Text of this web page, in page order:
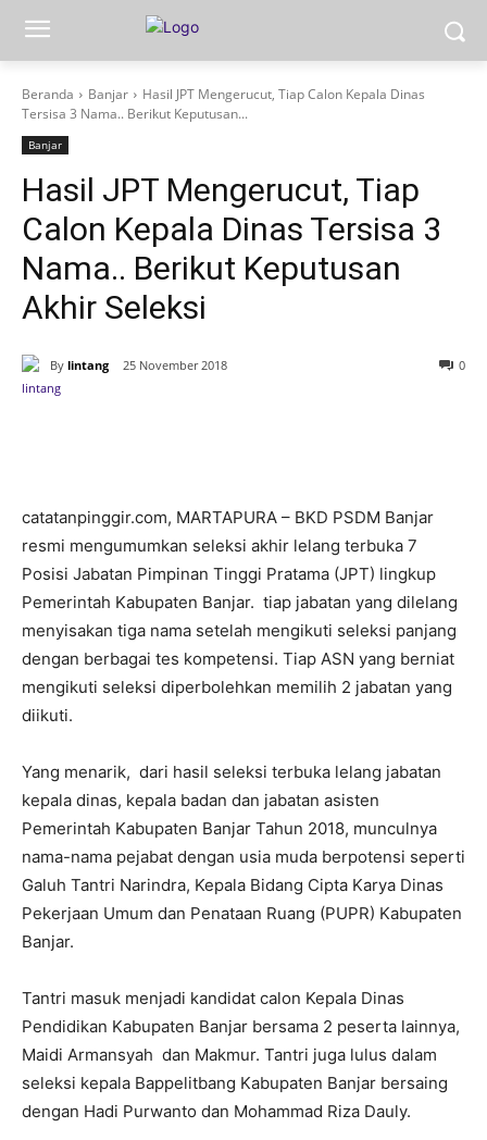
Beranda Banjar
Hasil JPT Mengerucut, Tiap Calon Kepala Dinas
Tersisa 3 Nama.. Berikut Keputusan...
Banjar
Hasil JPT Mengerucut, Tiap
Calon Kepala Dinas Tersisa 3
Nama.. Berikut Keputusan
Akhir Seleksi
By lintang 25 November 2018 0
catatanpinggir.com, MARTAPURA – BKD PSDM Banjar
resmi mengumumkan seleksi akhir lelang terbuka 7
Posisi Jabatan Pimpinan Tinggi Pratama (JPT) lingkup
Pemerintah Kabupaten Banjar. tiap jabatan yang dilelang
menyisakan tiga nama setelah mengikuti seleksi panjang
dengan berbagai tes kompetensi. Tiap ASN yang berniat
mengikuti seleksi diperbolehkan memilih 2 jabatan yang
diikuti.
Yang menarik, dari hasil seleksi terbuka lelang jabatan
kepala dinas, kepala badan dan jabatan asisten
Pemerintah Kabupaten Banjar Tahun 2018, munculnya
nama-nama pejabat dengan usia muda berpotensi seperti
Galuh Tantri Narindra, Kepala Bidang Cipta Karya Dinas
Pekerjaan Umum dan Penataan Ruang (PUPR) Kabupaten
Banjar.
Tantri masuk menjadi kandidat calon Kepala Dinas
Pendidikan Kabupaten Banjar bersama 2 peserta lainnya,
Maidi Armansyah dan Makmur. Tantri juga lulus dalam
seleksi kepala Bappelitbang Kabupaten Banjar bersaing
dengan Hadi Purwanto dan Mohammad Riza Dauly.